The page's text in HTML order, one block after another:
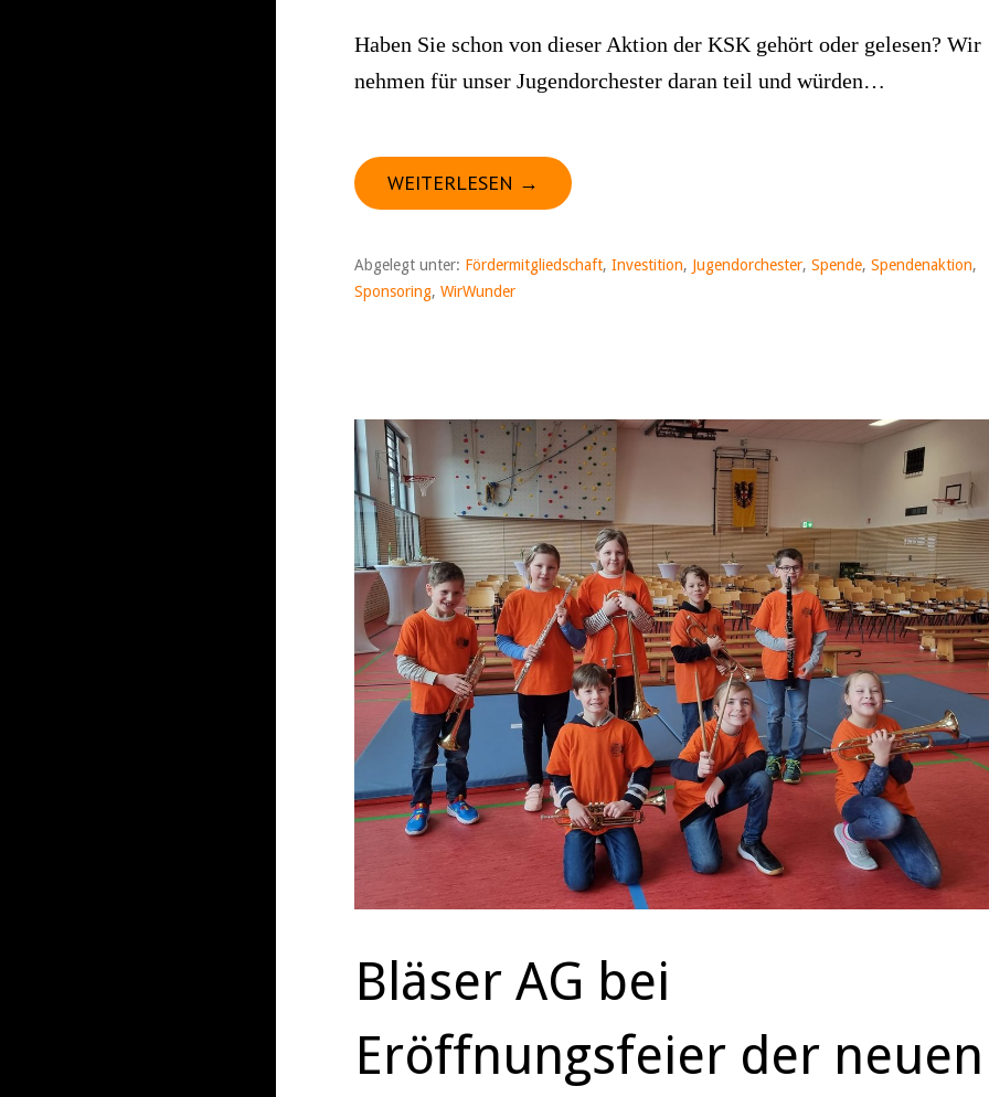
Haben Sie schon von dieser Aktion der KSK gehört oder gelesen? Wir
nehmen für unser Jugendorchester daran teil und würden…
WEITERLESEN →
Abgelegt unter: Fördermitgliedschaft, Investition, Jugendorchester, Spende, Spendenaktion,
Sponsoring, WirWunder
Bläser AG bei
Eröffnungsfeier der neuen